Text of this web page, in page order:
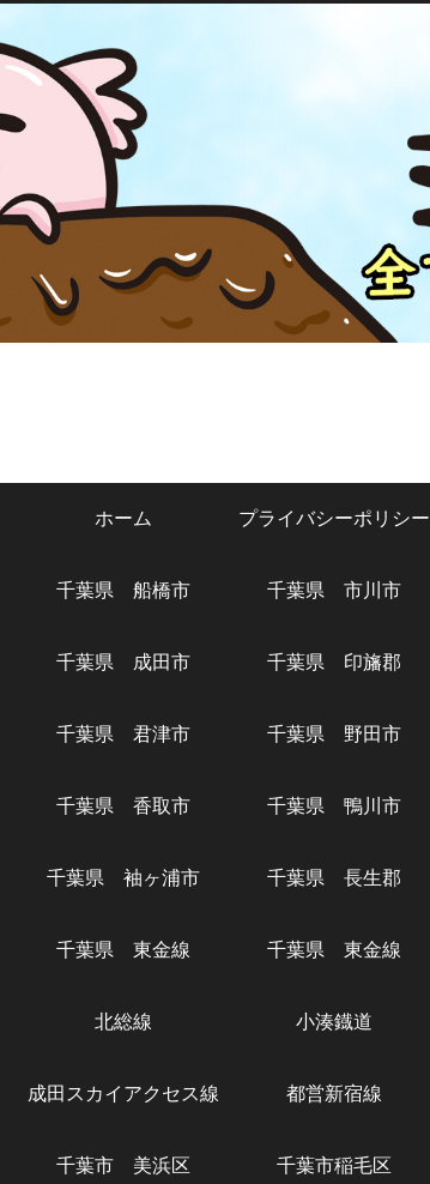
ホーム プライバシーポリシー
千葉県 船橋市 千葉県 市川市
千葉県 成田市 千葉県 印旛郡
千葉県 君津市 千葉県 野田市
千葉県 香取市 千葉県 鴨川市
千葉県 袖ヶ浦市 千葉県 長生郡
千葉県 東金線 千葉県 東金線
北総線 小湊鐡道
成田スカイアクセス線 都営新宿線
千葉市 美浜区 千葉市稲毛区